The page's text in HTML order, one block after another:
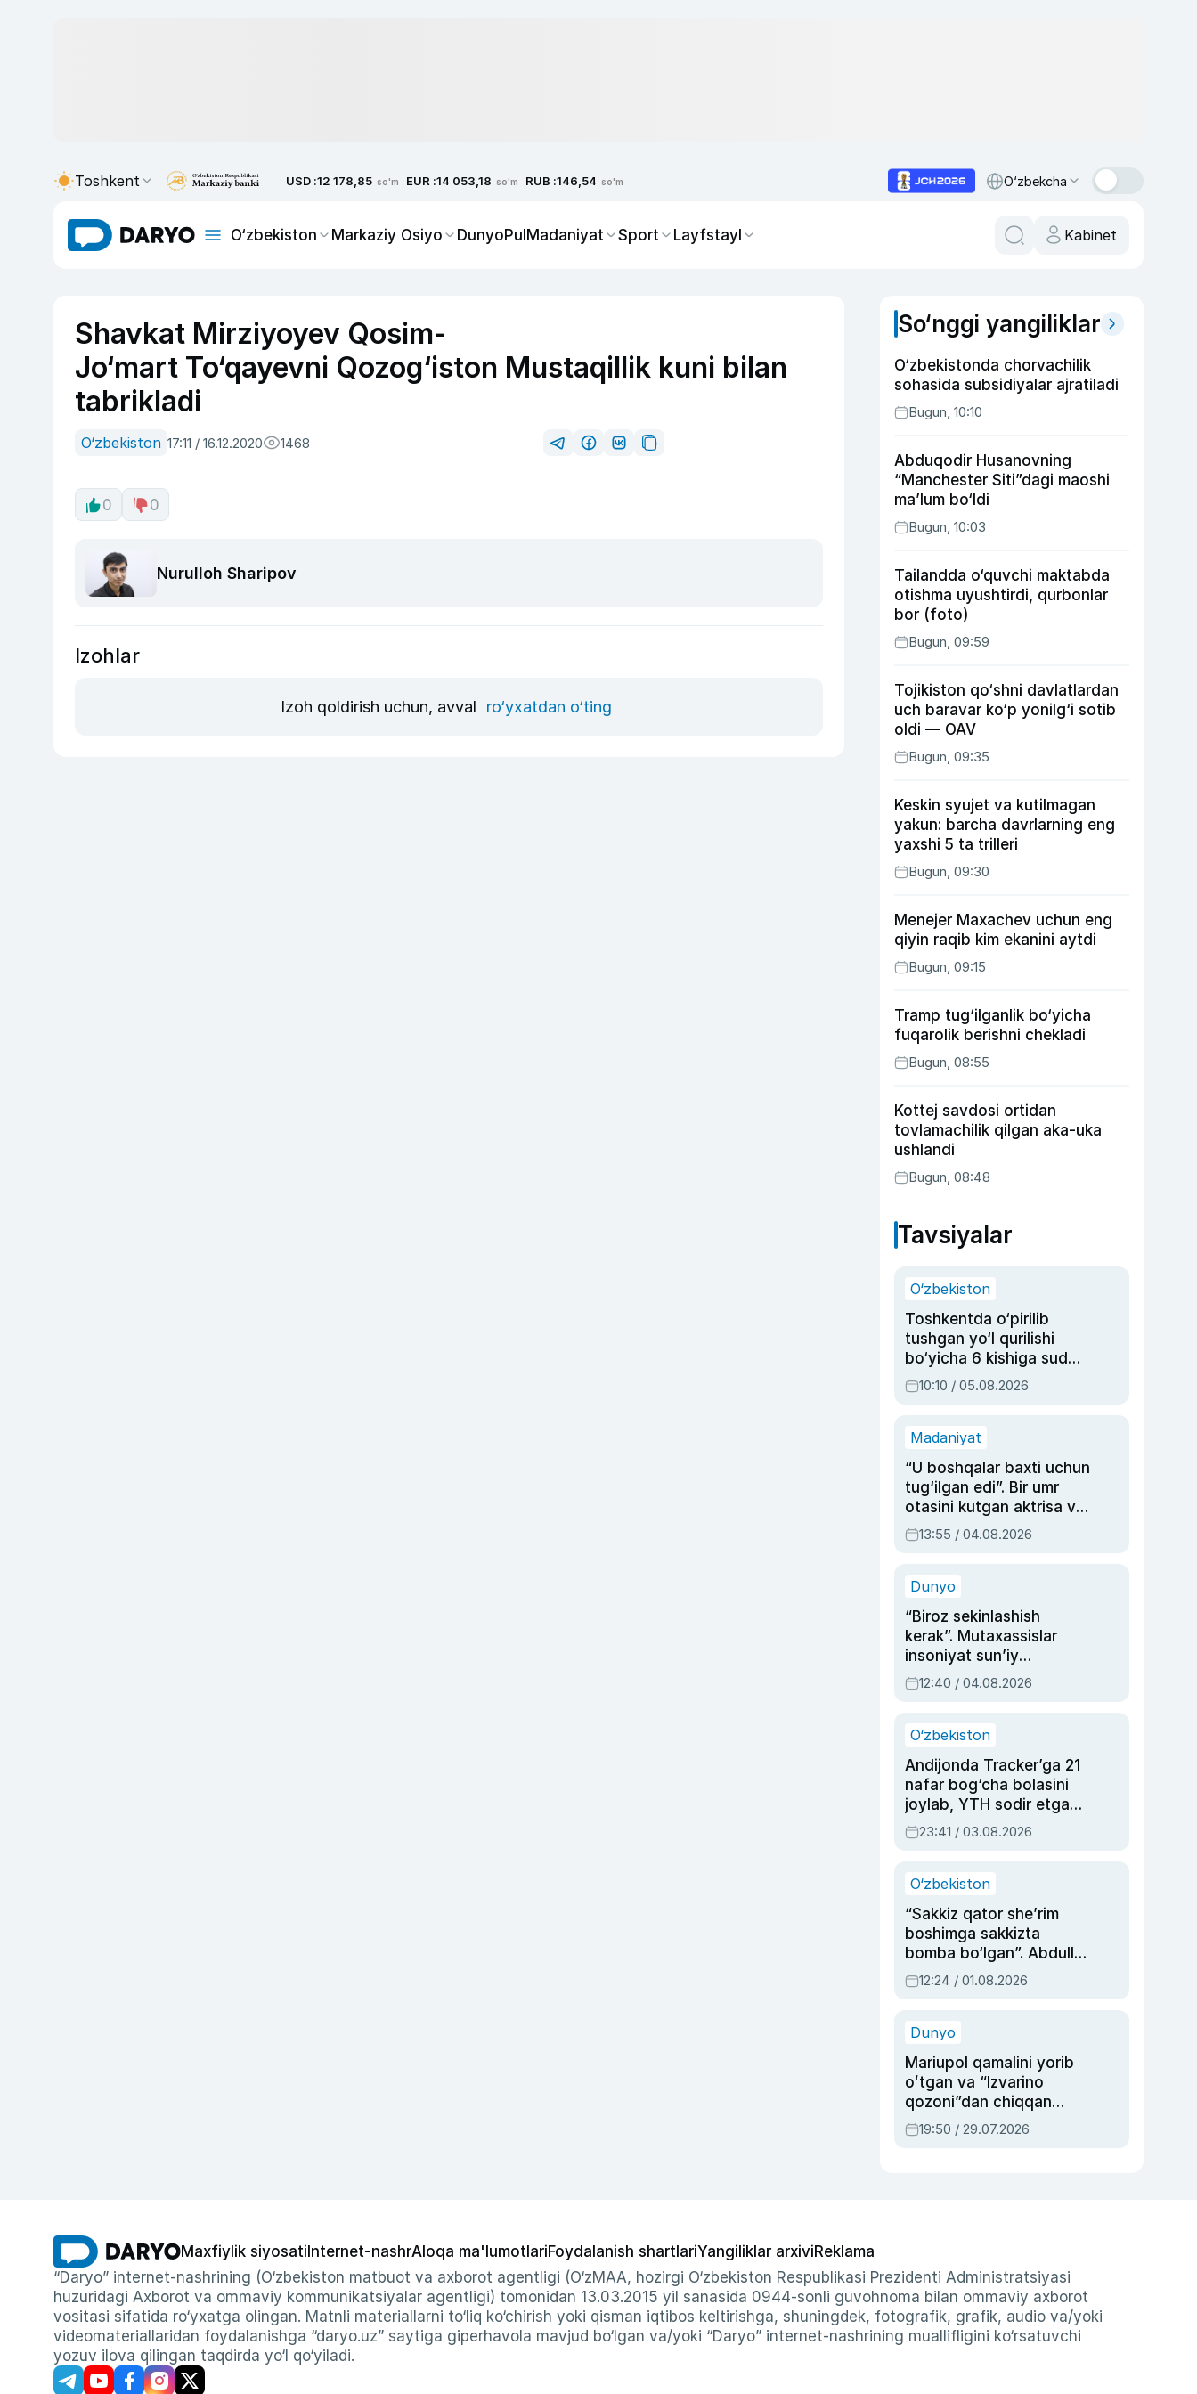
Toshkent USD :12 178,85 so'm EUR :14 053,18 so'm RUB :146,54 so'm O‘zbekcha
O‘zbekiston Markaziy Osiyo DunyoPulMadaniyat Sport Layfstayl Kabinet
Shavkat Mirziyoyev Qosim-
Jo‘mart To‘qayevni Qozog‘iston Mustaqillik kuni bilan
tabrikladi
O‘zbekiston 17:11 / 16.12.2020 1468
0 0
Nurulloh Sharipov
Izohlar
Izoh qoldirish uchun, avval ro‘yxatdan o‘ting
So‘nggi yangiliklar
O‘zbekistonda chorvachilik
sohasida subsidiyalar ajratiladi
Bugun, 10:10
Abduqodir Husanovning
“Manchester Siti”dagi maoshi
ma’lum bo‘ldi
Bugun, 10:03
Tailandda o‘quvchi maktabda
otishma uyushtirdi, qurbonlar
bor (foto)
Bugun, 09:59
Tojikiston qo‘shni davlatlardan
uch baravar ko‘p yonilg‘i sotib
oldi — OAV
Bugun, 09:35
Keskin syujet va kutilmagan
yakun: barcha davrlarning eng
yaxshi 5 ta trilleri
Bugun, 09:30
Menejer Maxachev uchun eng
qiyin raqib kim ekanini aytdi
Bugun, 09:15
Tramp tug‘ilganlik bo‘yicha
fuqarolik berishni chekladi
Bugun, 08:55
Kottej savdosi ortidan
tovlamachilik qilgan aka-uka
ushlandi
Bugun, 08:48
Tavsiyalar
O‘zbekiston
Toshkentda o‘pirilib
tushgan yo‘l qurilishi
bo‘yicha 6 kishiga sud
hukmi o‘qildi
10:10 / 05.08.2026
Madaniyat
“U boshqalar baxti uchun
tug‘ilgan edi”. Bir umr
otasini kutgan aktrisa va
dublyaj ustasi Rimma
Ahmedovaning
13:55 / 04.08.2026
Dunyo
“Biroz sekinlashish
kerak”. Mutaxassislar
insoniyat sun’iy
intellektni boshqara
olmay qolishidan xavotir
12:40 / 04.08.2026
O‘zbekiston
Andijonda Tracker’ga 21
nafar bog‘cha bolasini
joylab, YTH sodir etgan
ayolga sud hukmi o‘qildi
23:41 / 03.08.2026
O‘zbekiston
“Sakkiz qator she’rim
boshimga sakkizta
bomba bo‘lgan”. Abdulla
Oripovni siyosiy
ayblovlardan asrab
12:24 / 01.08.2026
Dunyo
Mariupol qamalini yorib
oʻtgan va “Izvarino
qozoni”dan chiqqan
qahramon — Ukraina
armiyasi bosh
19:50 / 29.07.2026
Maxfiylik siyosati Internet-nashrAloqa ma'lumotlariFoydalanish shartlariYangiliklar arxiviReklama
“Daryo” internet-nashrining (O‘zbekiston matbuot va axborot agentligi (O‘zMAA, hozirgi O‘zbekiston Respublikasi Prezidenti Administratsiyasi
huzuridagi Axborot va ommaviy kommunikatsiyalar agentligi) tomonidan 13.03.2015 yil sanasida 0944-sonli guvohnoma bilan ommaviy axborot
vositasi sifatida ro‘yxatga olingan. Matnli materiallarni to‘liq ko‘chirish yoki qisman iqtibos keltirishga, shuningdek, fotografik, grafik, audio va/yoki
videomateriallaridan foydalanishga “daryo.uz” saytiga giperhavola mavjud bo‘lgan va/yoki “Daryo” internet-nashrining muallifligini ko‘rsatuvchi
yozuv ilova qilingan taqdirda yo‘l qo‘yiladi.